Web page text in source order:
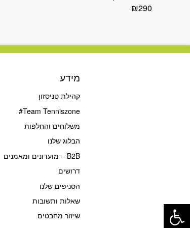
₪290
מידע
קהילת טניסזון
Team Tenniszone#
משלוחים והחלפות
הבלוג שלנו
B2B – מועדונים ומאמנים
דרושים
הסניפים שלנו
שאלות ותשובות
שיזור מחבטים
פתח סרגל נגישות